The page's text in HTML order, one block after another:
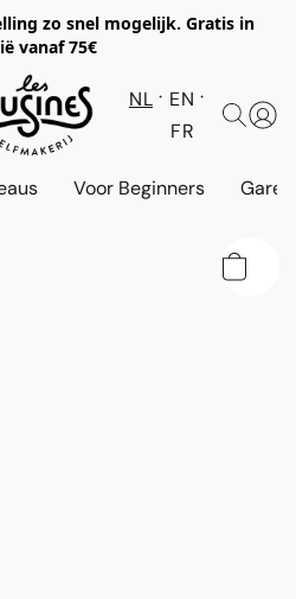
zo snel mogelijk. Gratis in
vanaf 75€
NL
EN
FR
Voor Beginners